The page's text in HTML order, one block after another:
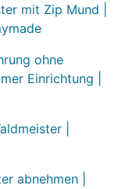
mit Zip Mund |
ohne
Einrichtung |
|
abnehmen |